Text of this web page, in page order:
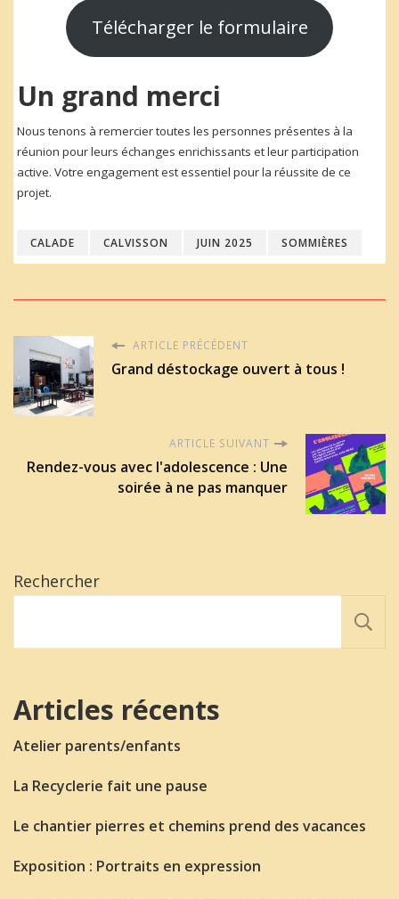
Télécharger le formulaire
Un grand merci
Nous tenons à remercier toutes les personnes présentes à la
réunion pour leurs échanges enrichissants et leur participation
active. Votre engagement est essentiel pour la réussite de ce
projet.
CALADE CALVISSON JUIN 2025 SOMMIÈRES
ARTICLE PRÉCÉDENT
Grand déstockage ouvert à tous !
ARTICLE SUIVANT
Rendez-vous avec l'adolescence : Une
soirée à ne pas manquer
Rechercher
Articles récents
Atelier parents/enfants
La Recyclerie fait une pause
Le chantier pierres et chemins prend des vacances
Exposition : Portraits en expression